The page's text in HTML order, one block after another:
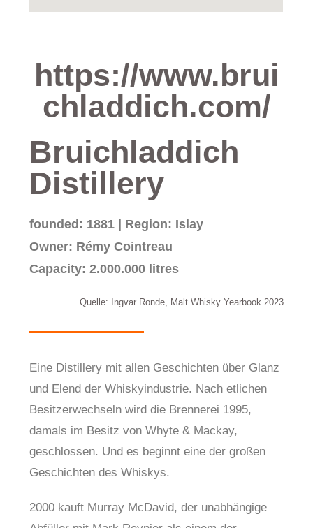
https://www.brui
chladdich.com/
Bruichladdich
Distillery
founded: 1881 | Region: Islay
Owner: Rémy Cointreau
Capacity: 2.000.000 litres
Quelle: Ingvar Ronde, Malt Whisky Yearbook 2023
Eine Distillery mit allen Geschichten über Glanz
und Elend der Whiskyindustrie. Nach etlichen
Besitzerwechseln wird die Brennerei 1995,
damals im Besitz von Whyte & Mackay,
geschlossen. Und es beginnt eine der großen
Geschichten des Whiskys.
2000 kauft Murray McDavid, der unabhängige